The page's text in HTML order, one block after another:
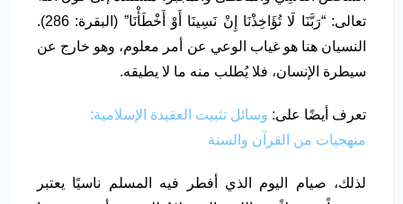
تعالى: “رَبَّنَا لَا تُؤَاخِذْنَا إِنْ نَسِينَا أَوْ أَخْطَأْنَا” (البقرة: 286).
النسيان هنا هو غياب الوعي عن أمر معلوم، وهو خارج عن
سيطرة الإنسان، فلا يُطلب منه ما لا يطيقه.
تعرف أيضًا على: وسائل تثبيت العقيدة الإسلامية:
منهجيات من القرآن والسنة
لذلك، صيام اليوم الذي أفطر فيه المسلم ناسيًا يعتبر